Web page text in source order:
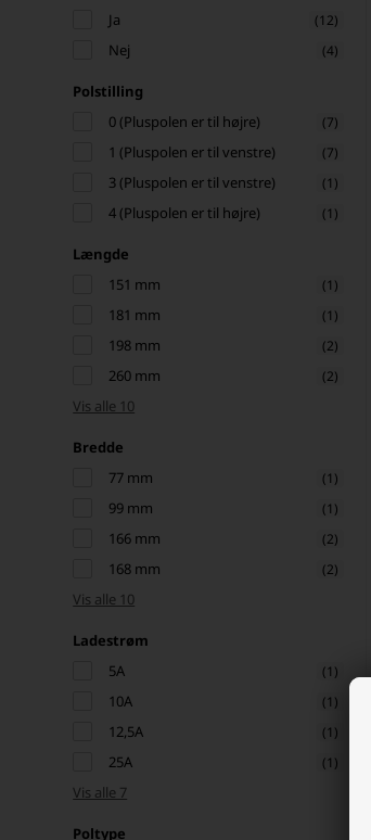
Ja
(12)
Nej (4)
Polstilling
0 (Pluspolen er til højre)
(7)
1 (Pluspolen er til venstre) (7)
3 (Pluspolen er til venstre) (1)
4 (Pluspolen er til højre) (1)
Længde
151 mm
(1)
181 mm (1)
198 mm (2)
260 mm (2)
Vis alle 10
Bredde
77 mm
(1)
99 mm (1)
166 mm (2)
168 mm (2)
Vis alle 10
Ladestrøm
5A
(1)
10A (1)
12,5A (1)
25A (1)
Vis alle 7
Poltype